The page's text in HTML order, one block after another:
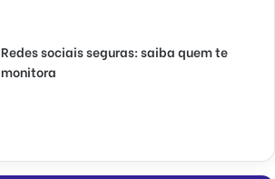
Redes sociais seguras: saiba quem te
monitora